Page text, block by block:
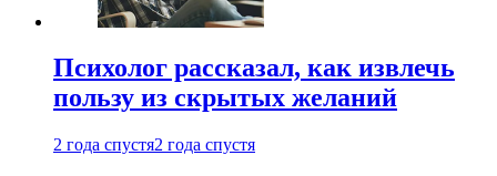
Психолог рассказал, как извлечь
пользу из скрытых желаний
2 года спустя2 года спустя